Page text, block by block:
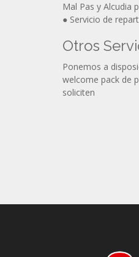
Mal Pas y Alcudia
● Servicio de
Otros
Ponemos a
welcome pack de
soliciten